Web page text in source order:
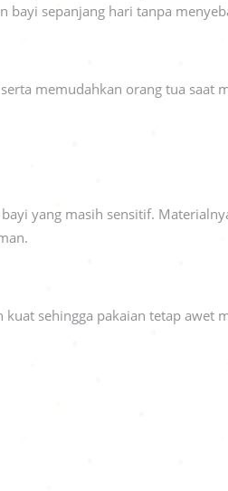
sepanjang hari tanpa
memudahkan orang tua saat
yang masih sensitif.
sehingga pakaian tetap awet